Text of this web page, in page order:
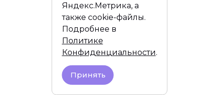
Яндекс.Метрика, а
также cookie-файлы.
Подробнее в
Политике
Конфиденциальности.
Принять